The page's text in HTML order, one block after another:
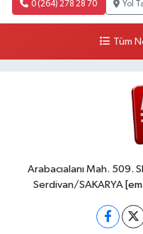
0 (264) 278 28 70 Yol
Tüm
Arabacıalanı Mah. 509.
Serdivan/SAKARYA